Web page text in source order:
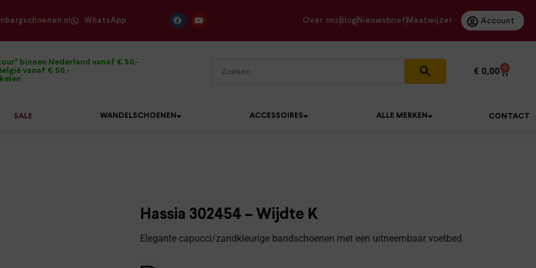
WhatsApp Over ons Blog Nieuwsbrief Maatwijzer Account
binnen Nederland vanaf € 50,-
vanaf € 50,-
€ 0,00 0
SALE WANDELSCHOENEN ACCESSOIRES ALLE MERKEN CONTACT
Hassia 302454 – Wijdte K
Elegante capucci/zandkleurige bandschoenen met een uitneembaar voetbed